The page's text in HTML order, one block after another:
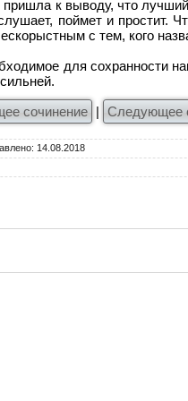
к выводу, что
поймет и простит.
с тем, кого
для сохранности
сочинение
| Следующее
: 14.08.2018